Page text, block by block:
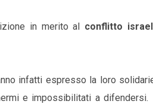
in merito al conflitto
infatti espresso la loro
e impossibilitati a difendersi.